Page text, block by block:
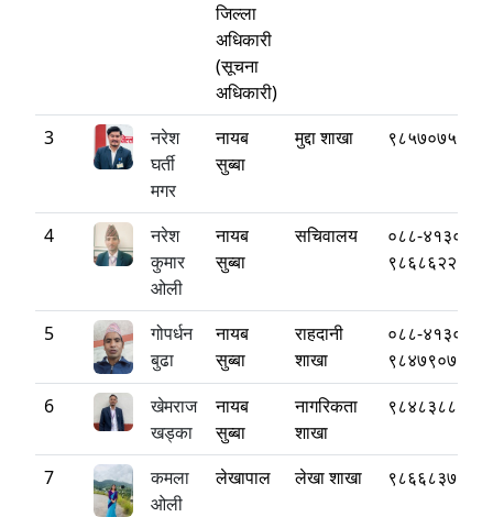
जिल्ला
अधिकारी
(सूचना
अधिकारी)
3
नरेश
घर्ती
मगर
नायब
सुब्बा
मुद्दा शाखा ९८५७०७५३८१
4
नरेश
कुमार
ओली
नायब
सुब्बा
सचिवालय
०८८-४१३०८३
९८६८६२२२८०
5
गोपर्धन
बुढा
नायब
सुब्बा
राहदानी
शाखा
०८८-४१३०८३
९८४७९०७४५८
6
खेमराज
खड्का
नायब
सुब्बा
नागरिकता
शाखा
९८४८३८८५२७
7
कमला
ओली
लेखापाल लेखा शाखा ९८६६८३७६३६